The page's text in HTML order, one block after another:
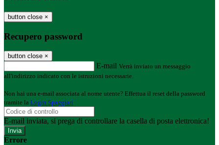
button close ×
Recupero password
button close ×
E-mail Verrà inviato un messaggio
all'indirizzo indicato con le istruzioni necessarie.
Non hai una e-mail associata al nome utente? Effettua il reset della password
tramite la Login Spaggiari
E-mail inviata, si prega di controllare la casella di posta elettronica!
Errore